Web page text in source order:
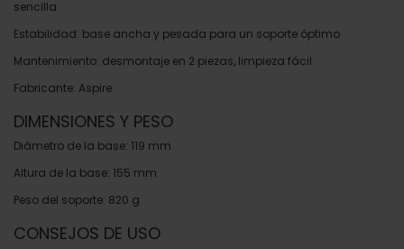
sencilla
Estabilidad: base ancha y pesada para un soporte óptimo
Mantenimiento: desmontaje en 2 piezas, limpieza fácil
Fabricante: Aspire
DIMENSIONES Y PESO
Diámetro de la base: 119 mm
Altura de la base: 155 mm
Peso del soporte: 820 g
CONSEJOS DE USO